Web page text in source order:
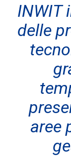
INWIT
delle
aree